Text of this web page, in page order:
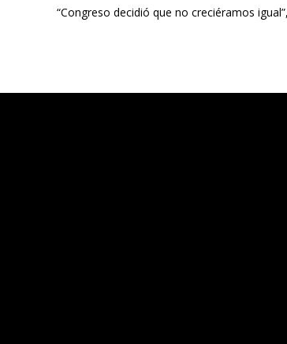
“Congreso decidió que no creciéramos